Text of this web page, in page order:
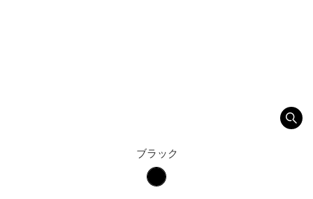
ブラック